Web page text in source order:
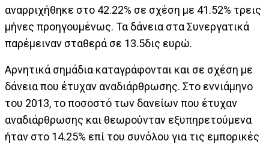
αναρριχήθηκε στο 42.22% σε σχέση με 41.52% τρεις
μήνες προηγουμένως. Τα δάνεια στα Συνεργατικά
παρέμειναν σταθερά σε 13.5δις ευρώ.
Αρνητικά σημάδια καταγράφονται και σε σχέση με
δάνεια που έτυχαν αναδιάρθρωσης. Στο εννιάμηνο
του 2013, το ποσοστό των δανείων που έτυχαν
αναδιάρθρωσης και θεωρούνταν εξυπηρετούμενα
ήταν στο 14.25% επί του συνόλου για τις εμπορικές